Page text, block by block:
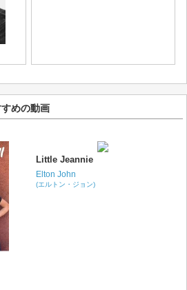
めの動画
Little Jeannie
Elton John
(エルトン・ジョン)